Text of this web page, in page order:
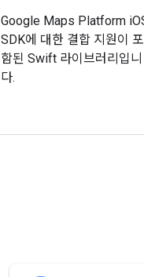
Google Maps Platform
SDK에 대한 결합 지원이 포
함된 Swift 라이브러리입니
다.